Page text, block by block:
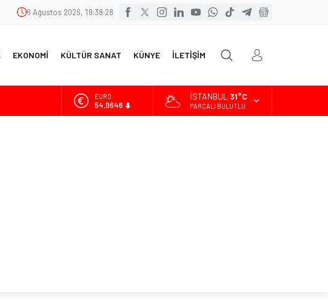
6 Ağustos 2026, 19:38:29
EKONOMİ KÜLTÜR SANAT KÜNYE İLETİŞİM
ALTIN
6.488,95
İSTANBUL 31°C
PARÇALI BULUTLU